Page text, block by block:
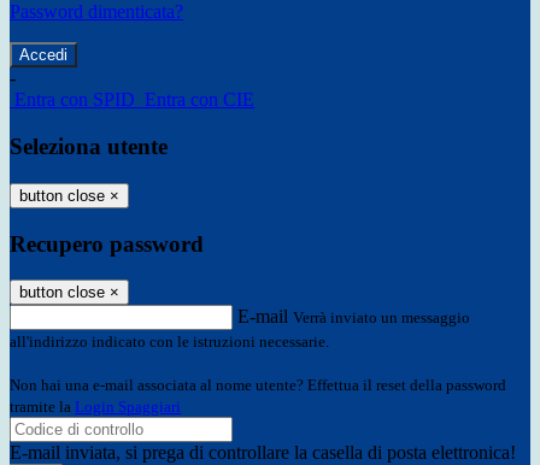
Password dimenticata?
-
Entra con SPID Entra con CIE
Seleziona utente
button close ×
Recupero password
button close ×
E-mail Verrà inviato un messaggio
all'indirizzo indicato con le istruzioni necessarie.
Non hai una e-mail associata al nome utente? Effettua il reset della password
tramite la Login Spaggiari
E-mail inviata, si prega di controllare la casella di posta elettronica!